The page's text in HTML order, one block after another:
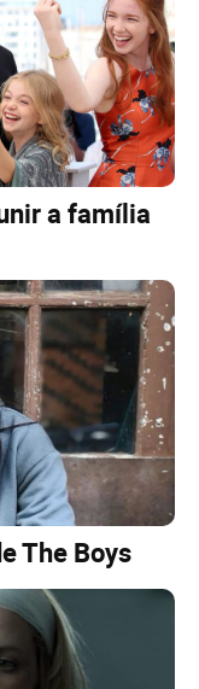
a família
The Boys